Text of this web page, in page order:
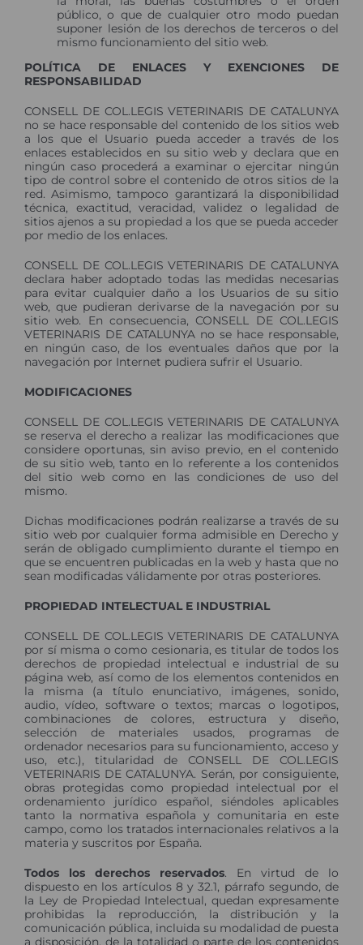
público, o que de cualquier otro modo puedan
suponer lesión de los derechos de terceros o del
mismo funcionamiento del sitio web.
POLÍTICA DE ENLACES Y EXENCIONES DE
RESPONSABILIDAD
CONSELL DE COL.LEGIS VETERINARIS DE CATALUNYA
no se hace responsable del contenido de los sitios web
a los que el Usuario pueda acceder a través de los
enlaces establecidos en su sitio web y declara que en
ningún caso procederá a examinar o ejercitar ningún
tipo de control sobre el contenido de otros sitios de la
red. Asimismo, tampoco garantizará la disponibilidad
técnica, exactitud, veracidad, validez o legalidad de
sitios ajenos a su propiedad a los que se pueda acceder
por medio de los enlaces.
CONSELL DE COL.LEGIS VETERINARIS DE CATALUNYA
declara haber adoptado todas las medidas necesarias
para evitar cualquier daño a los Usuarios de su sitio
web, que pudieran derivarse de la navegación por su
sitio web. En consecuencia, CONSELL DE COL.LEGIS
VETERINARIS DE CATALUNYA no se hace responsable,
en ningún caso, de los eventuales daños que por la
navegación por Internet pudiera sufrir el Usuario.
MODIFICACIONES
CONSELL DE COL.LEGIS VETERINARIS DE CATALUNYA
se reserva el derecho a realizar las modificaciones que
considere oportunas, sin aviso previo, en el contenido
de su sitio web, tanto en lo referente a los contenidos
del sitio web como en las condiciones de uso del
mismo.
Dichas modificaciones podrán realizarse a través de su
sitio web por cualquier forma admisible en Derecho y
serán de obligado cumplimiento durante el tiempo en
que se encuentren publicadas en la web y hasta que no
sean modificadas válidamente por otras posteriores.
PROPIEDAD INTELECTUAL E INDUSTRIAL
CONSELL DE COL.LEGIS VETERINARIS DE CATALUNYA
por sí misma o como cesionaria, es titular de todos los
derechos de propiedad intelectual e industrial de su
página web, así como de los elementos contenidos en
la misma (a título enunciativo, imágenes, sonido,
audio, vídeo, software o textos; marcas o logotipos,
combinaciones de colores, estructura y diseño,
selección de materiales usados, programas de
ordenador necesarios para su funcionamiento, acceso y
uso, etc.), titularidad de CONSELL DE COL.LEGIS
VETERINARIS DE CATALUNYA. Serán, por consiguiente,
obras protegidas como propiedad intelectual por el
ordenamiento jurídico español, siéndoles aplicables
tanto la normativa española y comunitaria en este
campo, como los tratados internacionales relativos a la
materia y suscritos por España.
Todos los derechos reservados. En virtud de lo
dispuesto en los artículos 8 y 32.1, párrafo segundo, de
la Ley de Propiedad Intelectual, quedan expresamente
prohibidas la reproducción, la distribución y la
comunicación pública, incluida su modalidad de puesta
a disposición, de la totalidad o parte de los contenidos